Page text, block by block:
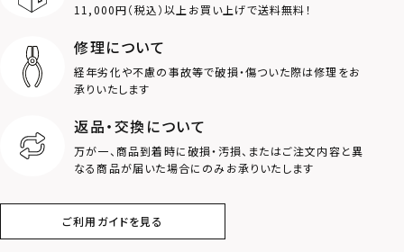
ロゴ
クラウン
11,000円（税込）以上お買い上げで送料無料！
修理について
経年劣化や不慮の事故等で破損・傷ついた際は修理をお
承りいたします
返品・交換について
万が一、商品到着時に破損・汚損、またはご注文内容と異
なる商品が届いた場合にのみお承りいたします
ご利用ガイドを見る